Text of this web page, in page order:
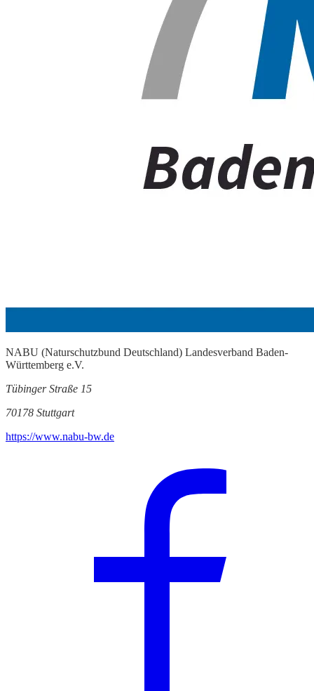
NABU (Naturschutzbund Deutschland) Landesverband Baden-
Württemberg e.V.
Tübinger Straße 15
70178 Stuttgart
https://www.nabu-bw.de